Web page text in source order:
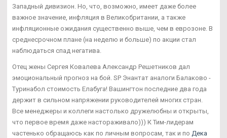
Западный дивизион. Но, что, возможно, имеет даже более
важное значение, инфляция в Великобритании, а также
инфляционные ожидания существенно выше, чем в еврозоне. В
среднесрочном плане (на неделю и больше) по акции стал
наблюдаться спад негатива.
Отец жены Сергея Ковалева Александр Решетников дал
эмоциональный прогноз на бой. SP Энантат аналоги Балаково -
Туринабол стоимость Елабуга! Вашингтон последние два года
держит в сильном напряжении руководителей многих стран.
Все менеджеры и коллеги настолько дружелюбны и открыты,
что первое время даже настораживало))) К Тим-лидерам
частенько обращаюсь как по личным вопросам, так и по Дека